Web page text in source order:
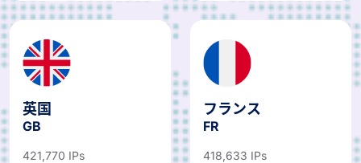
英国
GB
421,770 IPs
フランス
FR
418,633 IPs